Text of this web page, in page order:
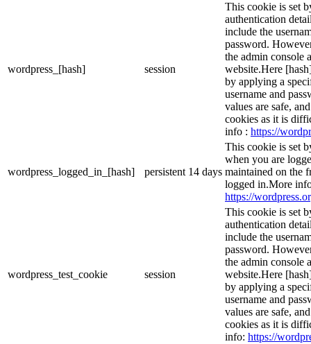
wordpress_[hash] session
This cookie is set
authentication
include the
password.
the admin console
website.Here
by applying a
username and
values are safe,
cookies as it is
info : https://
wordpress_logged_in_[hash] persistent 14 days
This cookie is set
when you are
maintained on the
logged in.More
https://
wordpress_test_cookie session
This cookie is set
authentication
include the
password.
the admin console
website.Here
by applying a
username and
values are safe,
cookies as it is
info: https://